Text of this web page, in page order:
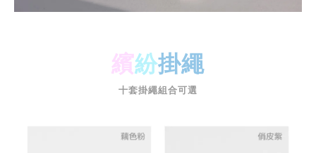
繽紛掛繩
十套掛繩組合可選